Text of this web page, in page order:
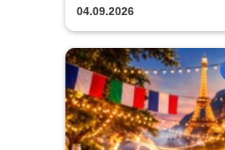
04.09.2026